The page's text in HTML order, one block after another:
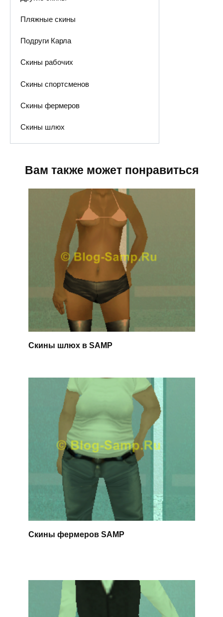
Пляжные скины
Подруги Карла
Скины рабочих
Скины спортсменов
Скины фермеров
Скины шлюх
Вам также может понравиться
Скины шлюх в SAMP
Скины фермеров SAMP